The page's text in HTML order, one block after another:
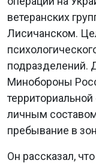
ветеранских
Лисичанском.
подразделений.
Минобороны
личным
пребывание в
Он рассказал,